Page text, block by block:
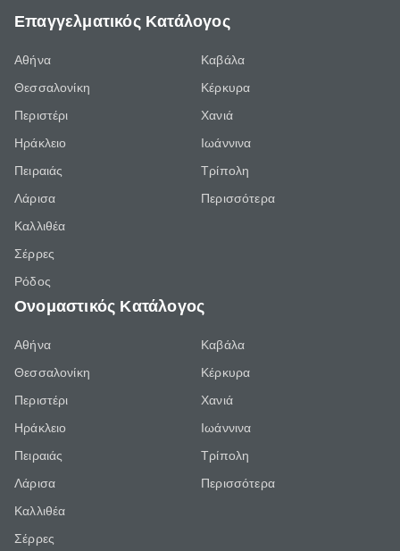
Επαγγελματικός Κατάλογος
Αθήνα
Θεσσαλονίκη
Περιστέρι
Ηράκλειο
Πειραιάς
Λάρισα
Καλλιθέα
Σέρρες
Ρόδος
Καβάλα
Κέρκυρα
Χανιά
Ιωάννινα
Τρίπολη
Περισσότερα
Ονομαστικός Κατάλογος
Αθήνα
Θεσσαλονίκη
Περιστέρι
Ηράκλειο
Πειραιάς
Λάρισα
Καλλιθέα
Σέρρες
Καβάλα
Κέρκυρα
Χανιά
Ιωάννινα
Τρίπολη
Περισσότερα